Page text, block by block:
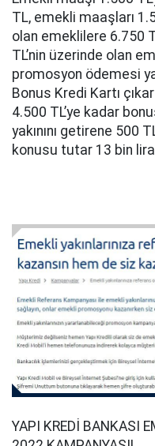
TL, emekli maaşları
olan emeklilere 6.750
TL’nin üzerinde olan
promosyon ödemesi
Bonus Kredi Kartı
4.500 TL’ye kadar
yakınını getirene 500
konusu tutar 13 bin
YAPI KREDİ BANKASI